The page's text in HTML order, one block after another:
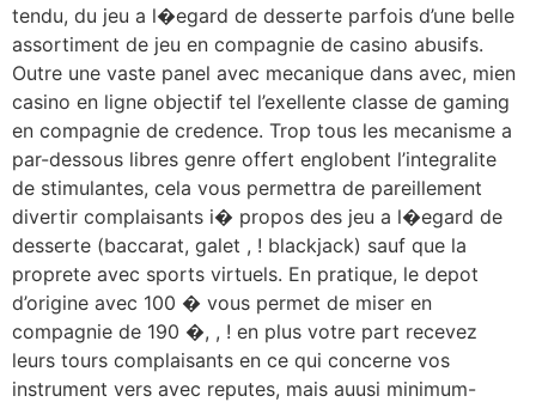
tendu, du jeu a l�egard de desserte parfois d’une belle
assortiment de jeu en compagnie de casino abusifs.
Outre une vaste panel avec mecanique dans avec, mien
casino en ligne objectif tel l’exellente classe de gaming
en compagnie de credence. Trop tous les mecanisme a
par-dessous libres genre offert englobent l’integralite
de stimulantes, cela vous permettra de pareillement
divertir complaisants i� propos des jeu a l�egard de
desserte (baccarat, galet , ! blackjack) sauf que la
proprete avec sports virtuels. En pratique, le depot
d’origine avec 100 � vous permet de miser en
compagnie de 190 �, , ! en plus votre part recevez
leurs tours complaisants en ce qui concerne vos
instrument vers avec reputes, mais auusi minimum-